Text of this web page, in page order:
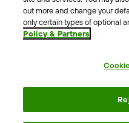
Kontakt
Support
Pressekontakt
AGBDatenschutzrichtlinie
Erklärung
out more and change your
only certain types of optional
Policy & Partners